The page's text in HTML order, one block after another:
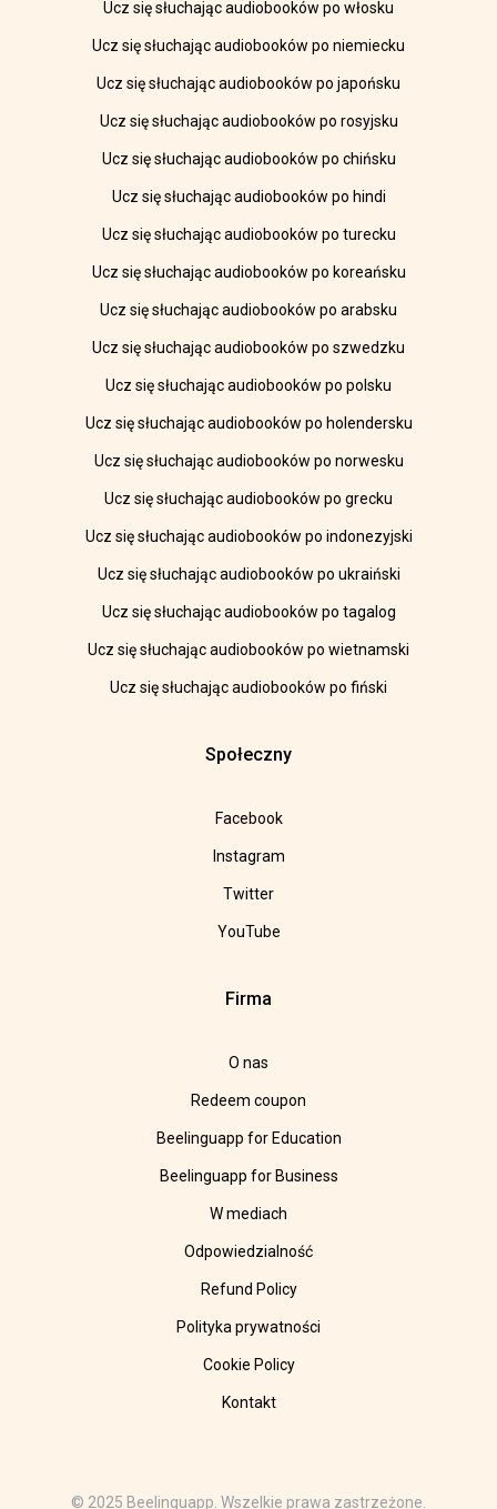
Ucz się słuchając audiobooków po włosku
Ucz się słuchając audiobooków po niemiecku
Ucz się słuchając audiobooków po japońsku
Ucz się słuchając audiobooków po rosyjsku
Ucz się słuchając audiobooków po chińsku
Ucz się słuchając audiobooków po hindi
Ucz się słuchając audiobooków po turecku
Ucz się słuchając audiobooków po koreańsku
Ucz się słuchając audiobooków po arabsku
Ucz się słuchając audiobooków po szwedzku
Ucz się słuchając audiobooków po polsku
Ucz się słuchając audiobooków po holendersku
Ucz się słuchając audiobooków po norwesku
Ucz się słuchając audiobooków po grecku
Ucz się słuchając audiobooków po indonezyjski
Ucz się słuchając audiobooków po ukraiński
Ucz się słuchając audiobooków po tagalog
Ucz się słuchając audiobooków po wietnamski
Ucz się słuchając audiobooków po fiński
Społeczny
Facebook
Instagram
Twitter
YouTube
Firma
O nas
Redeem coupon
Beelinguapp for Education
Beelinguapp for Business
W mediach
Odpowiedzialność
Refund Policy
Polityka prywatności
Cookie Policy
Kontakt
© 2025 Beelinguapp. Wszelkie prawa zastrzeżone.